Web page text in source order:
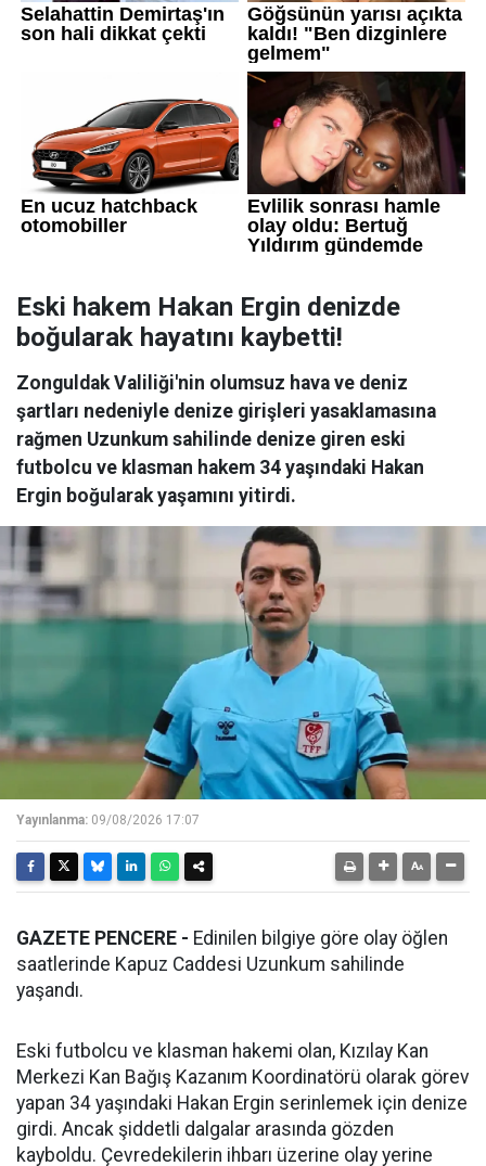
Eski hakem Hakan Ergin denizde
boğularak hayatını kaybetti!
Zonguldak Valiliği'nin olumsuz hava ve deniz
şartları nedeniyle denize girişleri yasaklamasına
rağmen Uzunkum sahilinde denize giren eski
futbolcu ve klasman hakem 34 yaşındaki Hakan
Ergin boğularak yaşamını yitirdi.
Yayınlanma: 09/08/2026 17:07
GAZETE PENCERE - Edinilen bilgiye göre olay öğlen
saatlerinde Kapuz Caddesi Uzunkum sahilinde
yaşandı.
Eski futbolcu ve klasman hakemi olan, Kızılay Kan
Merkezi Kan Bağış Kazanım Koordinatörü olarak görev
yapan 34 yaşındaki Hakan Ergin serinlemek için denize
girdi. Ancak şiddetli dalgalar arasında gözden
kayboldu. Çevredekilerin ihbarı üzerine olay yerine